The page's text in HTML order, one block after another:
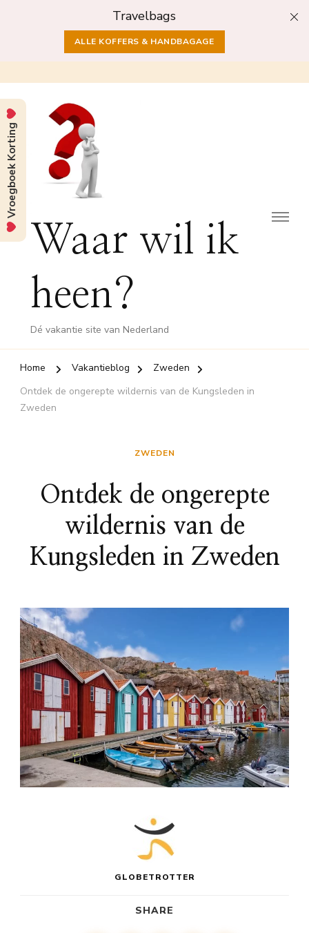
Travelbags
ALLE KOFFERS & HANDBAGAGE
Waar wil ik
heen?
Dé vakantie site van Nederland
Home Vakantieblog
Zweden
Ontdek de ongerepte wildernis van de Kungsleden in
Zweden
ZWEDEN
Ontdek de ongerepte
wildernis van de
Kungsleden in Zweden
GLOBETROTTER
SHARE
Vroegboek Korting